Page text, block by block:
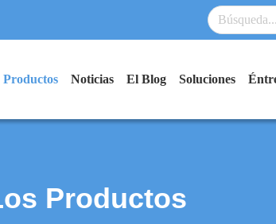
Productos Noticias El Blog Soluciones
Productos